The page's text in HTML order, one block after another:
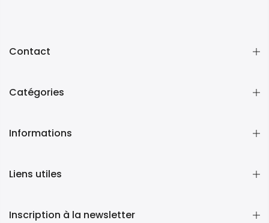
Contact
Catégories
Informations
Liens utiles
Inscription à la newsletter